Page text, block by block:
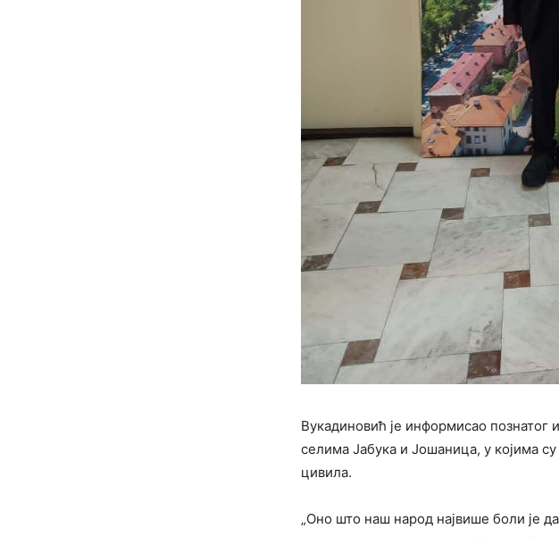
Вукадиновић је информисао познатог
селима Јабука и Јошаница, у којима
цивила.
„Оно што наш народ највише боли је